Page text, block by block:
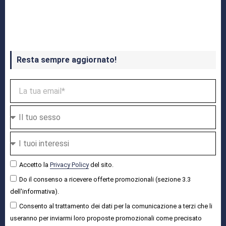
Resta sempre aggiornato!
Accetto la Privacy Policydel sito.
Do il consenso a ricevere offerte promozionali (sezione 3.3
dell'informativa).
Consento al trattamento dei dati per la comunicazione a terzi che li
useranno per inviarmi loro proposte promozionali come precisato